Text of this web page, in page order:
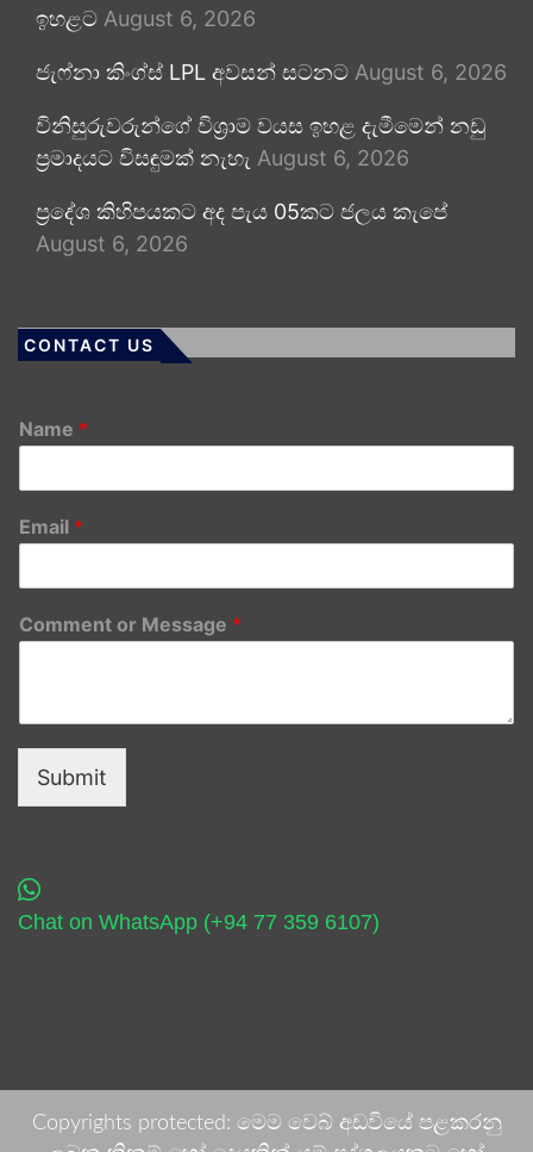
ඉහළට August 6, 2026
ජැෆ්නා කිංග්ස් LPL අවසන් සටනට August 6, 2026
විනිසුරුවරුන්ගේ විශ්‍රාම වයස ඉහළ දැමීමෙන් නඩු
ප්‍රමාදයට විසඳුමක් නැහැ August 6, 2026
ප්‍රදේශ කිහිපයකට අද පැය 05කට ජලය කැපේ
August 6, 2026
CONTACT US
Name *
Email *
Comment or Message *
Submit
Chat on WhatsApp (+94 77 359 6107)
Copyrights protected: මෙම වෙබ් අඩවියේ පළකරනු